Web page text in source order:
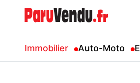
Immobilier Auto-Moto